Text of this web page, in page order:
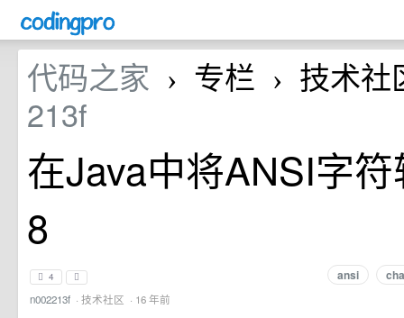
代码之家 › 专栏 › 技术
213f
在Java中将ANSI字
8
ansi
4
n002213f · 技术社区 · 16 年前